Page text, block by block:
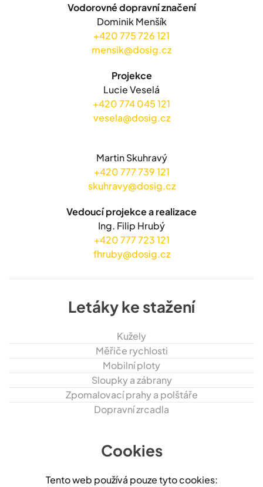
Vodorovné dopravní značení
Dominik Menšík
+420 775 726 121
mensik@dosig.cz
Projekce
Lucie Veselá
+420 774 045 121
vesela@dosig.cz
Martin Skuhravý
+420 777 739 121
skuhravy@dosig.cz
Vedoucí projekce a realizace
Ing. Filip Hrubý
+420 777 723 121
fhruby@dosig.cz
Letáky ke stažení
Kužely
Měřiče rychlosti
Mobilní ploty
Sloupky a zábrany
Zpomalovací prahy a polštáře
Dopravní zrcadla
Cookies
Tento web používá pouze tyto cookies: